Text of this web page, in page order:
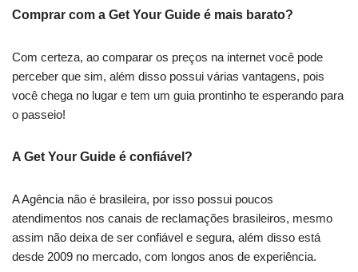
Comprar com a Get Your Guide é mais barato?
Com certeza, ao comparar os preços na internet você pode
perceber que sim, além disso possui várias vantagens, pois
você chega no lugar e tem um guia prontinho te esperando para
o passeio!
A Get Your Guide é confiável?
A Agência não é brasileira, por isso possui poucos
atendimentos nos canais de reclamações brasileiros, mesmo
assim não deixa de ser confiável e segura, além disso está
desde 2009 no mercado, com longos anos de experiência.